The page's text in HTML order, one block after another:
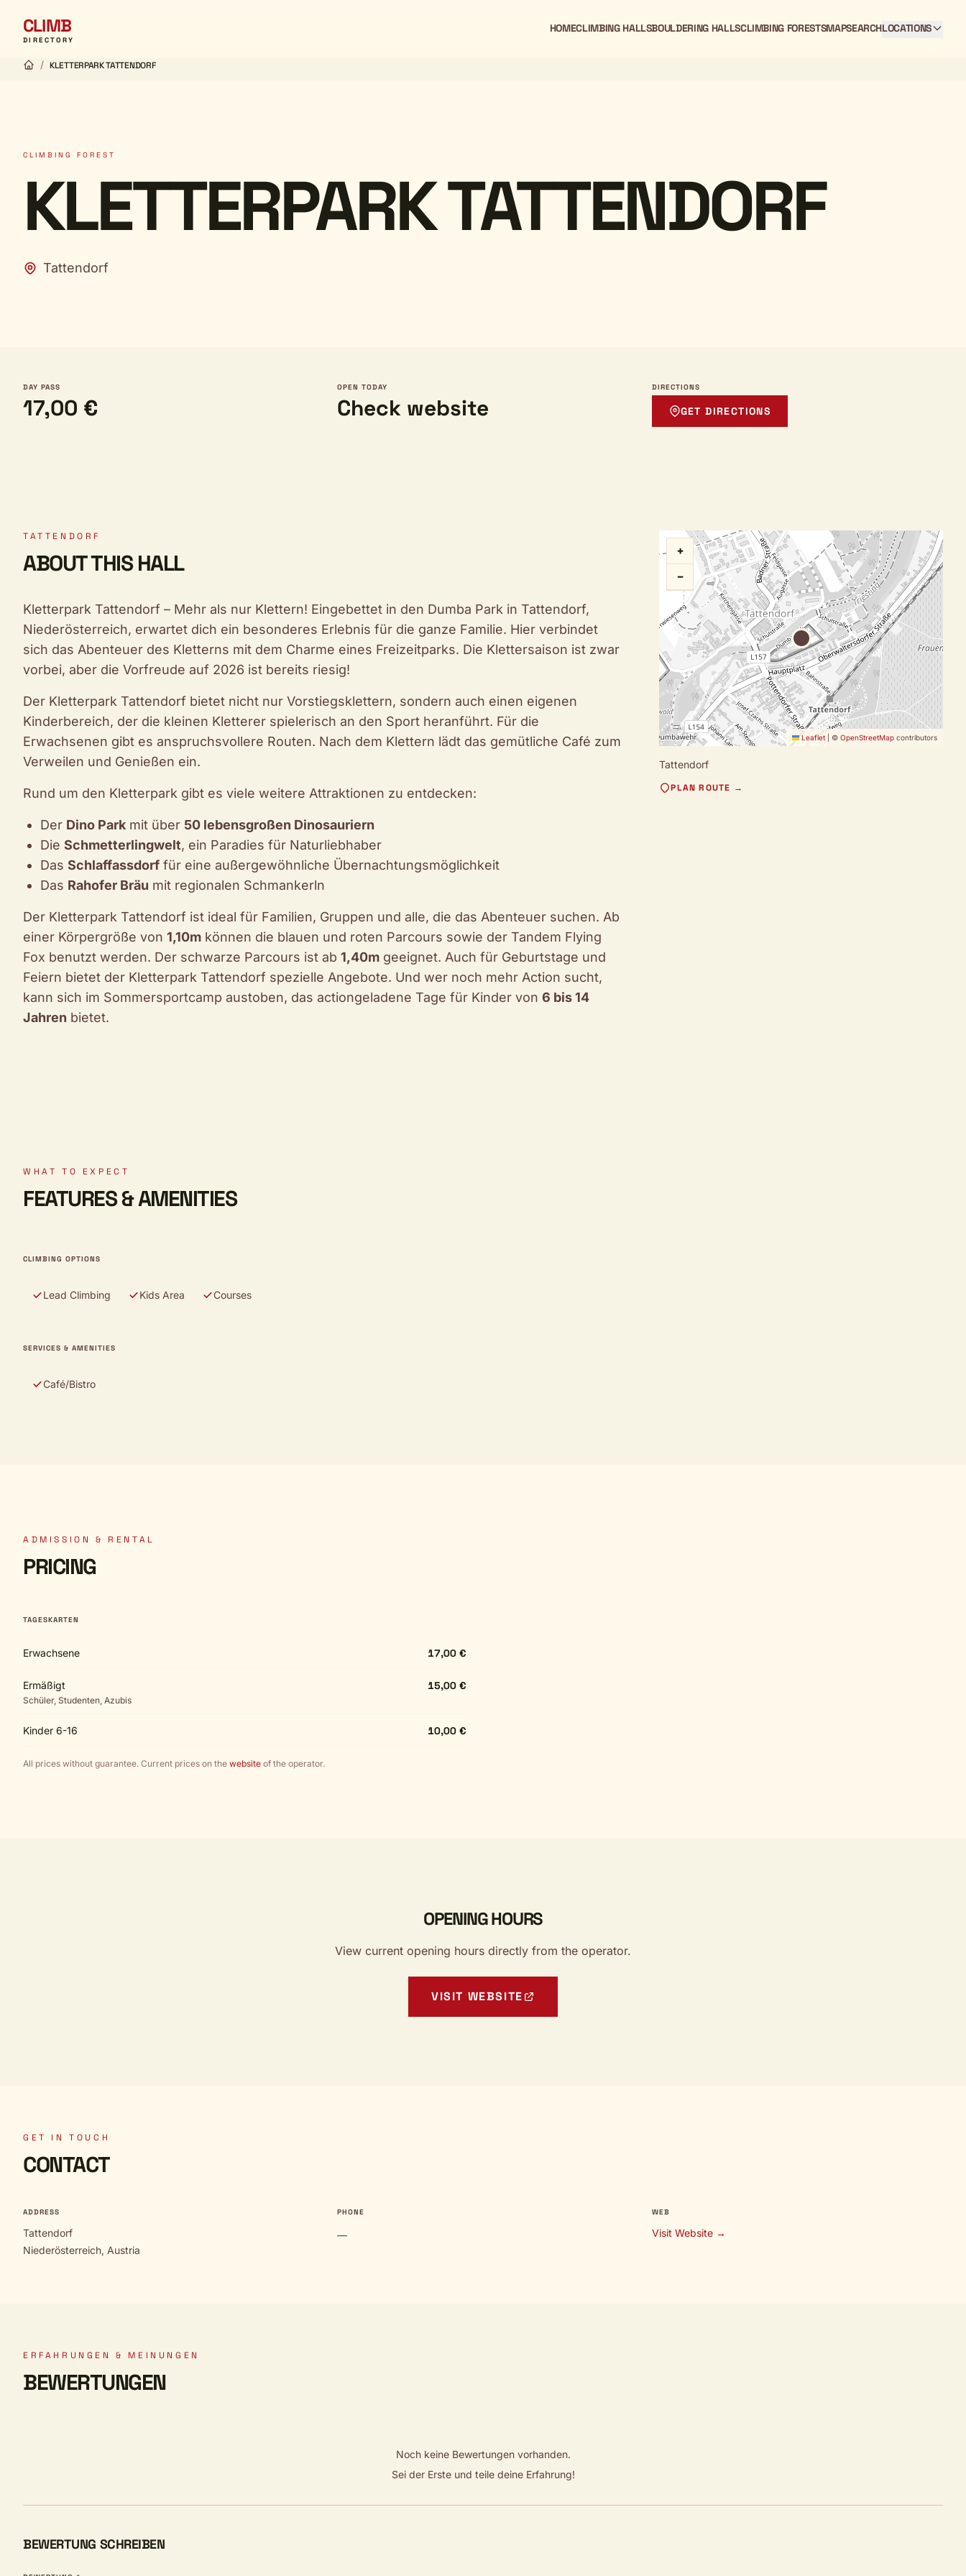
CLIMB
DIRECTORY
HOMECLIMBING HALLSBOULDERING HALLSCLIMBING FORESTSMAPSEARCHLOCATIONS
/ KLETTERPARK TATTENDORF
CLIMBING FOREST
KLETTERPARK TATTENDORF
Tattendorf
DAY PASS
17,00 €
OPEN TODAY
Check website
DIRECTIONS
GET DIRECTIONS
TATTENDORF
ABOUT THIS HALL
Kletterpark Tattendorf – Mehr als nur Klettern! Eingebettet in den Dumba Park in Tattendorf,
Niederösterreich, erwartet dich ein besonderes Erlebnis für die ganze Familie. Hier verbindet
sich das Abenteuer des Kletterns mit dem Charme eines Freizeitparks. Die Klettersaison ist zwar
vorbei, aber die Vorfreude auf 2026 ist bereits riesig!
Der Kletterpark Tattendorf bietet nicht nur Vorstiegsklettern, sondern auch einen eigenen
Kinderbereich, der die kleinen Kletterer spielerisch an den Sport heranführt. Für die
Erwachsenen gibt es anspruchsvollere Routen. Nach dem Klettern lädt das gemütliche Café zum
Verweilen und Genießen ein.
Rund um den Kletterpark gibt es viele weitere Attraktionen zu entdecken:
Der Dino Park mit über 50 lebensgroßen Dinosauriern
Die Schmetterlingwelt, ein Paradies für Naturliebhaber
Das Schlaffassdorf für eine außergewöhnliche Übernachtungsmöglichkeit
Das Rahofer Bräu mit regionalen Schmankerln
Der Kletterpark Tattendorf ist ideal für Familien, Gruppen und alle, die das Abenteuer suchen. Ab
einer Körpergröße von 1,10m können die blauen und roten Parcours sowie der Tandem Flying
Fox benutzt werden. Der schwarze Parcours ist ab 1,40m geeignet. Auch für Geburtstage und
Feiern bietet der Kletterpark Tattendorf spezielle Angebote. Und wer noch mehr Action sucht,
kann sich im Sommersportcamp austoben, das actiongeladene Tage für Kinder von 6 bis 14
Jahren bietet.
+
−
Leaflet © OpenStreetMapcontributors
Tattendorf
PLAN ROUTE →
WHAT TO EXPECT
FEATURES & AMENITIES
CLIMBING OPTIONS
Lead Climbing Kids Area Courses
SERVICES & AMENITIES
Café/Bistro
ADMISSION & RENTAL
PRICING
TAGESKARTEN
Erwachsene 17,00 €
Ermäßigt
Schüler, Studenten, Azubis
15,00 €
Kinder 6-16 10,00 €
All prices without guarantee. Current prices on the website of the operator.
OPENING HOURS
View current opening hours directly from the operator.
VISIT WEBSITE
GET IN TOUCH
CONTACT
ADDRESS
Tattendorf
Niederösterreich, Austria
PHONE
—
WEB
Visit Website →
ERFAHRUNGEN & MEINUNGEN
BEWERTUNGEN
Noch keine Bewertungen vorhanden.
Sei der Erste und teile deine Erfahrung!
BEWERTUNG SCHREIBEN